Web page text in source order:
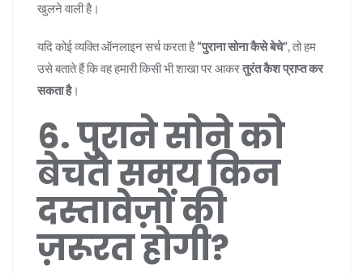
खुलने वाली है।
यदि कोई व्यक्ति ऑनलाइन सर्च करता है“पुराना सोना कैसे बेचे”, तो हम
उसे बताते हैं कि वह हमारी किसी भी शाखा पर आकरतुरंत कैश प्राप्त कर
सकता है।
6. पुराने सोने को
बेचते समय किन
दस्तावेज़ों की
ज़रूरत होगी?